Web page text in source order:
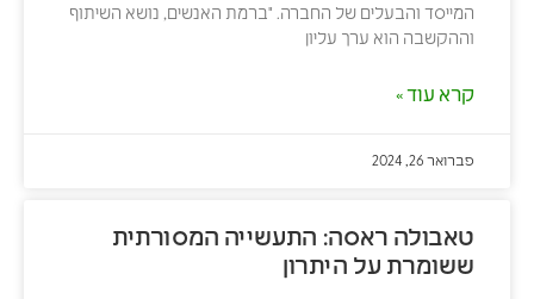
המייסד והבעלים של החברה. "ברמת האנשים, נושא השיתוף
וההקשבה הוא ערך עליון
קרא עוד »
פברואר 26, 2024
טאבולה ראסה: התעשייה המסורתית
ששומרת על היתרון